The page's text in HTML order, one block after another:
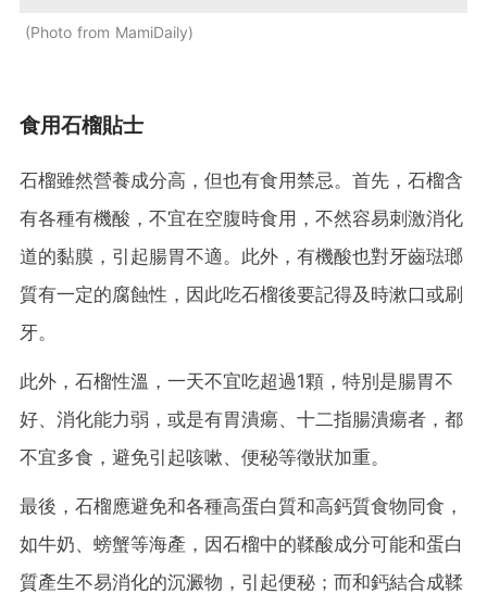
Photo from MamiDaily
食用石榴貼士
石榴雖然營養成分高，但也有食用禁忌。首先，石榴含
有各種有機酸，不宜在空腹時食用，不然容易刺激消化
道的黏膜，引起腸胃不適。此外，有機酸也對牙齒琺瑯
質有一定的腐蝕性，因此吃石榴後要記得及時漱口或刷
牙。
此外，石榴性溫，一天不宜吃超過1顆，特別是腸胃不
好、消化能力弱，或是有胃潰瘍、十二指腸潰瘍者，都
不宜多食，避免引起咳嗽、便秘等徵狀加重。
最後，石榴應避免和各種高蛋白質和高鈣質食物同食，
如牛奶、螃蟹等海產，因石榴中的鞣酸成分可能和蛋白
質產生不易消化的沉澱物，引起便秘；而和鈣結合成鞣